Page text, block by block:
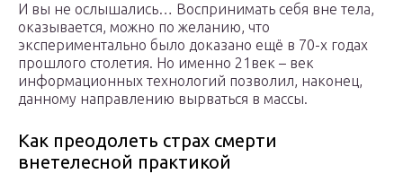
И вы не ослышались… Воспринимать себя вне тела,
оказывается, можно по желанию, что
экспериментально было доказано ещё в 70-х годах
прошлого столетия. Но именно 21век – век
информационных технологий позволил, наконец,
данному направлению вырваться в массы.
Как преодолеть страх смерти
внетелесной практикой